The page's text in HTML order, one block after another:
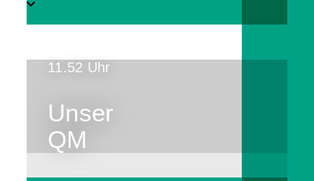
11.52 Uhr
Unser
QM